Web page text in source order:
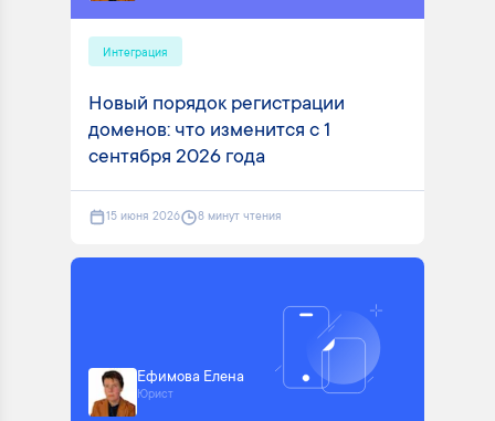
Интеграция
Новый порядок регистрации
доменов: что изменится с 1
сентября 2026 года
15 июня 2026 8 минут чтения
Ефимова Елена
Юрист